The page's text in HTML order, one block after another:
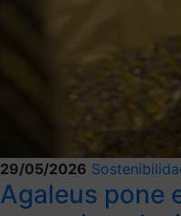
29/05/2026
Agaleus pone